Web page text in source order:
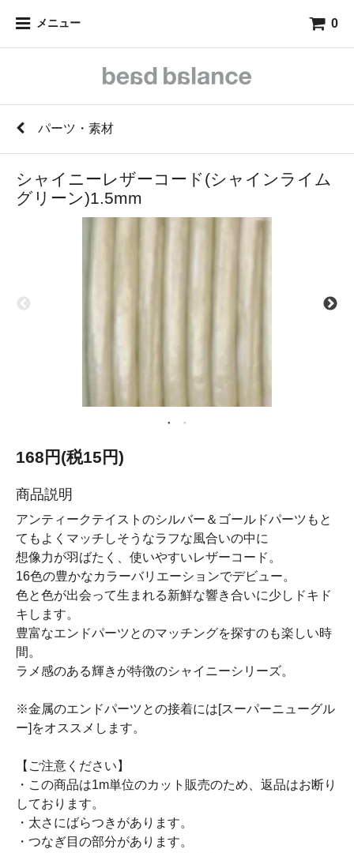
メニュー 0
パーツ・素材
シャイニーレザーコード(シャインライム
グリーン)1.5mm
168円(税15円)
商品説明
アンティークテイストのシルバー＆ゴールドパーツもと
てもよくマッチしそうなラフな風合いの中に
想像力が羽ばたく、使いやすいレザーコード。
16色の豊かなカラーバリエーションでデビュー。
色と色が出会って生まれる新鮮な響き合いに少しドキド
キします。
豊富なエンドパーツとのマッチングを探すのも楽しい時
間。
ラメ感のある輝きが特徴のシャイニーシリーズ。
※金属のエンドパーツとの接着には[スーパーニューグル
ー]をオススメします。
【ご注意ください】
・この商品は1m単位のカット販売のため、返品はお断り
しております。
・太さにばらつきがあります。
・つなぎ目の部分があります。